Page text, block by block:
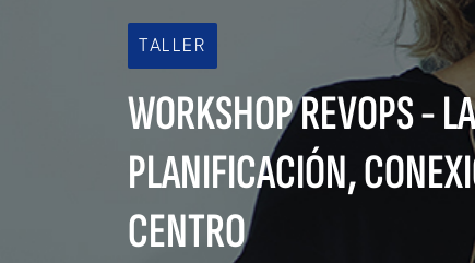
TALLER
WORKSHOP REVOPS -
PLANIFICACIÓN,
CENTRO